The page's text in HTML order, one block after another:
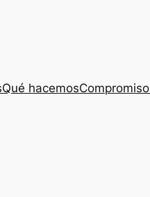
Qué hacemos